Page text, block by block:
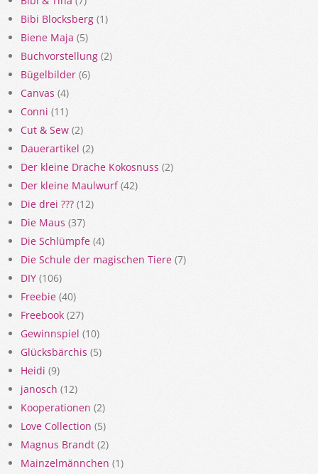
Bibi Blocksberg (1)
Biene Maja (5)
Buchvorstellung (2)
Bügelbilder (6)
Canvas (4)
Conni (11)
Cut & Sew (2)
Dauerartikel (2)
Der kleine Drache Kokosnuss (2)
Der kleine Maulwurf(42)
Die drei ??? (12)
Die Maus (37)
Die Schlümpfe (4)
Die Schule der magischen Tiere (7)
DIY (106)
Freebie (40)
Freebook (27)
Gewinnspiel (10)
Glücksbärchis (5)
Heidi (9)
janosch (12)
Kooperationen (2)
Love Collection (5)
Magnus Brandt (2)
Mainzelmännchen (1)